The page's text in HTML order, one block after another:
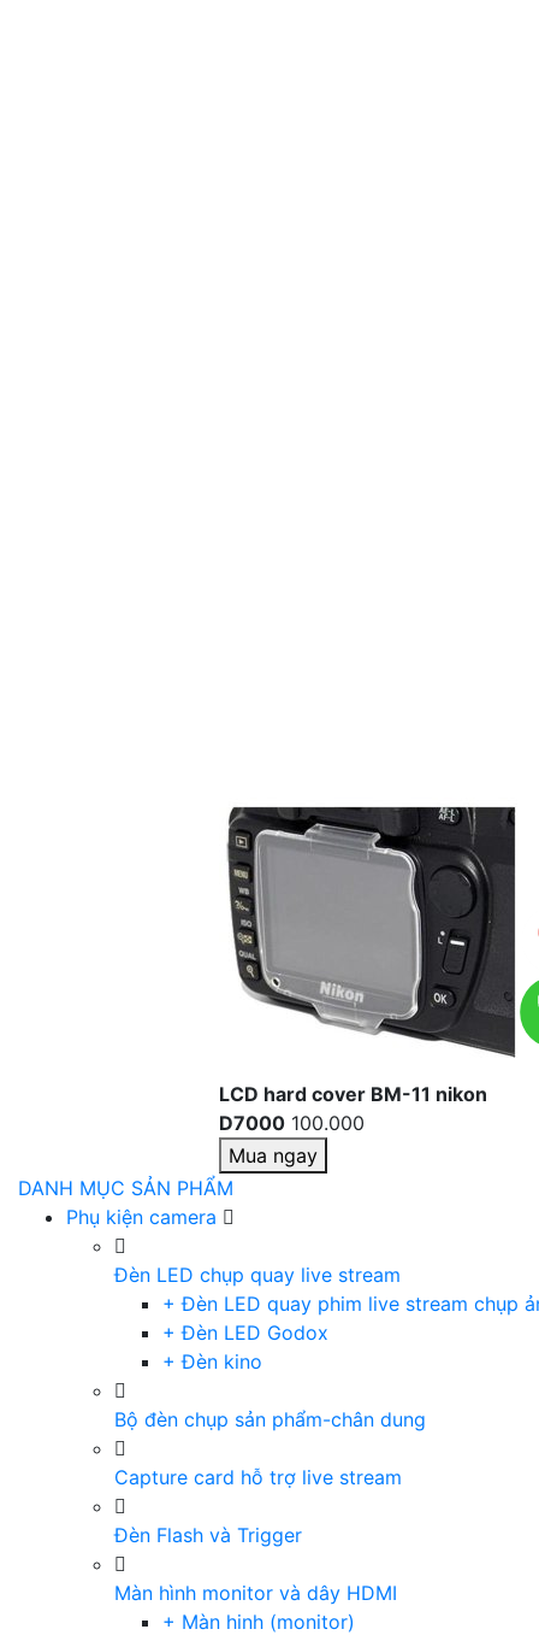
LCD hard cover BM-11 nikon
D7000 100.000
Mua ngay
DANH MỤC SẢN PHẨM
Phụ kiện camera
Đèn LED chụp quay live stream
+ Đèn LED quay phim live stream chụp
+ Đèn LED Godox
+ Đèn kino
Bộ đèn chụp sản phẩm-chân dung
Capture card hỗ trợ live stream
Đèn Flash và Trigger
Màn hình monitor và dây HDMI
+ Màn hinh (monitor)